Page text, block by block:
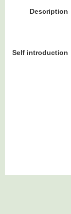
Description
Self introduction